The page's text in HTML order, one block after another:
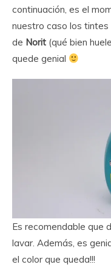
continuación, es el
nuestro caso los tintes
de Norit (qué bien
quede genial
Es recomendable que
lavar. Además, es
el color que queda!!!